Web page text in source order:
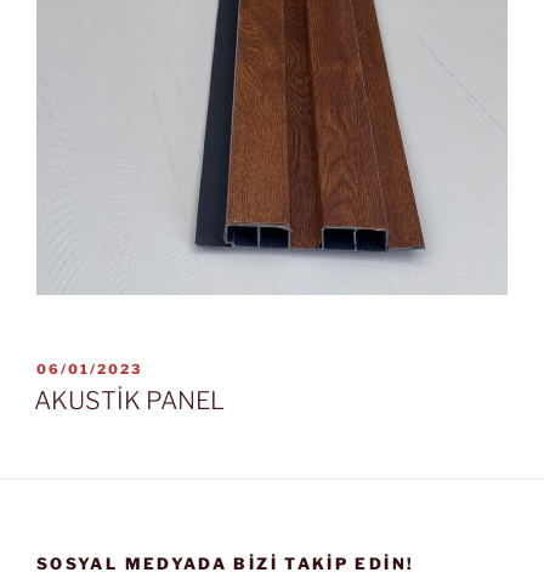
YAYIM
TARIHI
06/01/2023
AKUSTİK PANEL
SOSYAL MEDYADA BIZI TAKIP EDIN!